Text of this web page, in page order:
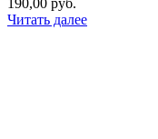
Читать далее